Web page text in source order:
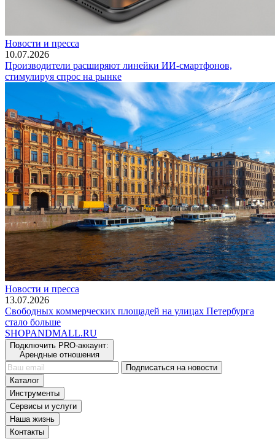
Новости и пресса
10.07.2026
Производители расширяют линейки ИИ-смартфонов,
стимулируя спрос на рынке
Новости и пресса
13.07.2026
Свободных коммерческих площадей на улицах Петербурга
стало больше
SHOPANDMALL.RU
Подключить PRO-аккаунт:
Арендные отношения
Подписаться на новости
Каталог
Инструменты
Сервисы и услуги
Наша жизнь
Контакты